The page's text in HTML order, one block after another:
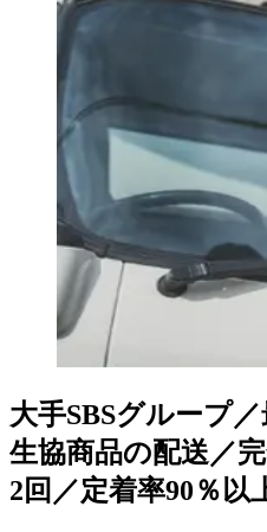
大手SBSグループ
生協商品の配送／
2回／定着率90％以